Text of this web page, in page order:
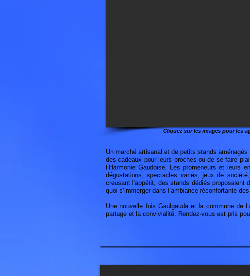
Cliquez sur les images pour les
Un marché artisanal et de petits stands
des cadeaux pour leurs proches ou de se faire
l’Harmonie Gaudoise. Les promeneurs et
dégustations, spectacles variés, jeux de
creusant l’appétit, des stands dédiés
quoi s’immerger dans l’ambiance réconfortante
Une nouvelle fois Gaulgauda et la commune de
partage et la convivialité. Rendez-vous est pris